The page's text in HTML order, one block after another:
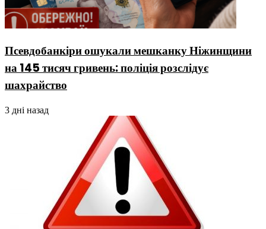
Псевдобанкіри ошукали мешканку Ніжинщини
на 145 тисяч гривень: поліція розслідує
шахрайство
3 дні назад